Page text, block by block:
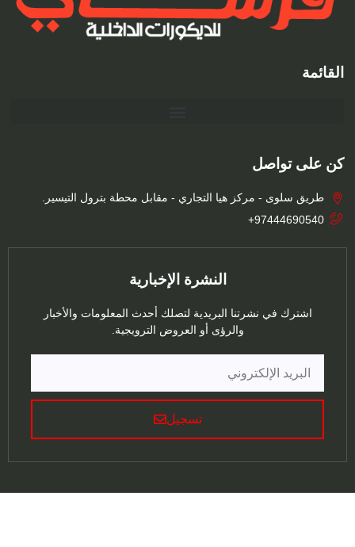
على تواصل
طريق سلوى - مركز هيا التجاري - مقابل محطة بترول التيسير.
97444690540+
النشرة الإخبارية
اشترك في نشرتنا البريدية لتصلك أحدث المعلومات والأخبار
والرؤى أو العروض الترويجية.
تسجيل